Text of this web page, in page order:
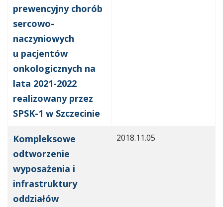
prewencyjny chorób
sercowo-
naczyniowych
u pacjentów
onkologicznych na
lata 2021-2022
realizowany przez
SPSK-1 w Szczecinie
Kompleksowe
odtworzenie
wyposażenia i
infrastruktury
oddziałów
2018.11.05